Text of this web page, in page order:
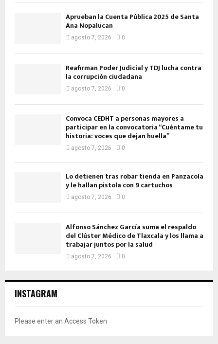
Aprueban la Cuenta Pública 2025 de Santa
Ana Nopalucan
agosto 7, 2026 0
Reafirman Poder Judicial y TDJ lucha contra
la corrupción ciudadana
agosto 7, 2026 0
Convoca CEDHT a personas mayores a
participar en la convocatoria “Cuéntame tu
historia: voces que dejan huella”
agosto 7, 2026 0
Lo detienen tras robar tienda en Panzacola
y le hallan pistola con 9 cartuchos
agosto 7, 2026 0
Alfonso Sánchez García suma el respaldo
del Clúster Médico de Tlaxcala y los llama a
trabajar juntos por la salud
agosto 7, 2026 0
INSTAGRAM
Please enter an Access Token